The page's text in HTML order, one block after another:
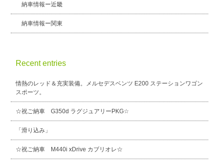
納車情報ー近畿
納車情報ー関東
Recent entries
情熱のレッド＆充実装備。メルセデスベンツ E200 ステーションワゴン
スポーツ。
☆祝ご納車 G350d ラグジュアリーPKG☆
「滑り込み」
☆祝ご納車 M440i xDrive カブリオレ☆